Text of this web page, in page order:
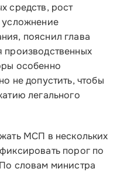
средств, рост
пояснил глава
особенно
не допустить, чтобы
легального
МСП в нескольких
порог по
словам министра